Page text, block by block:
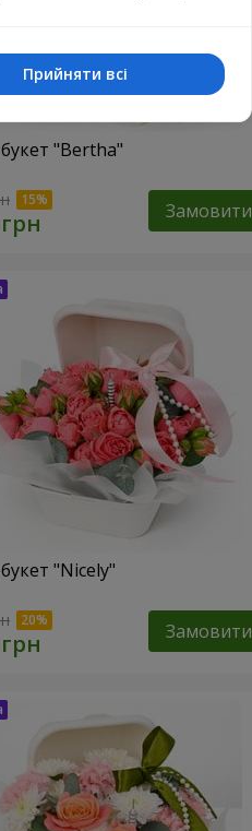
"Bertha"
Замовити
"Nicely"
Замовити
Прийняти всі